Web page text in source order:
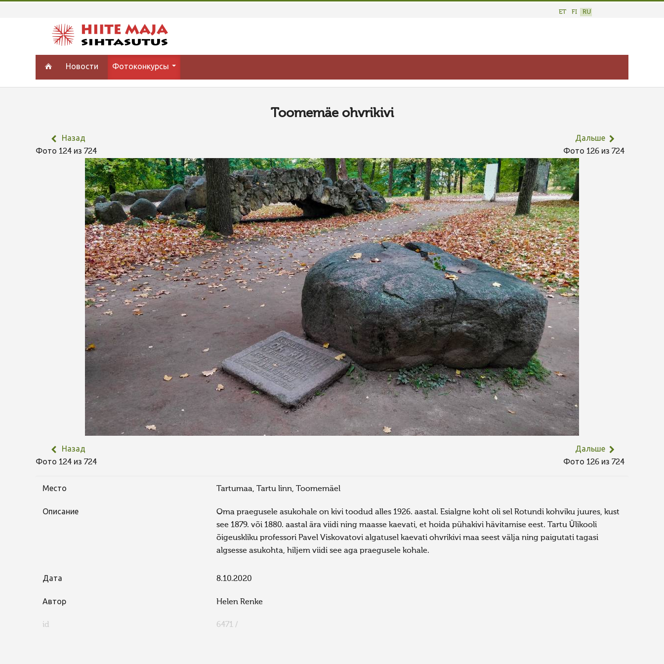
ET FI RU
Новости Фотоконкурсы
Toomemäe ohvrikivi
Назад
Фото 124 из 724
Дальше
Фото 126 из 724
Назад
Фото 124 из 724
Дальше
Фото 126 из 724
Место Tartumaa, Tartu linn, Toomemäel
Описание
Oma praegusele asukohale on kivi toodud alles 1926. aastal. Esialgne koht oli sel Rotundi kohviku juures, kust
see 1879. või 1880. aastal ära viidi ning maasse kaevati, et hoida pühakivi hävitamise eest. Tartu Ülikooli
õigeuskliku professori Pavel Viskovatovi algatusel kaevati ohvrikivi maa seest välja ning paigutati tagasi
algsesse asukohta, hiljem viidi see aga praegusele kohale.
Дата 8.10.2020
Автор Helen Renke
id 6471 /